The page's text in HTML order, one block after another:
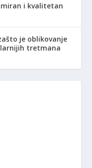
miran i kvalitetan
je oblikovanje
tretmana